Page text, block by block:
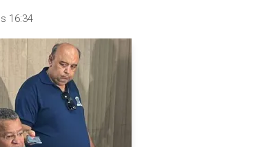
16:34